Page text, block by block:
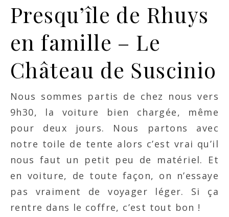
Presqu’île de Rhuys
en famille – Le
Château de Suscinio
Nous sommes partis de chez nous vers
9h30, la voiture bien chargée, même
pour deux jours. Nous partons avec
notre toile de tente alors c’est vrai qu’il
nous faut un petit peu de matériel. Et
en voiture, de toute façon, on n’essaye
pas vraiment de voyager léger. Si ça
rentre dans le coffre, c’est tout bon !